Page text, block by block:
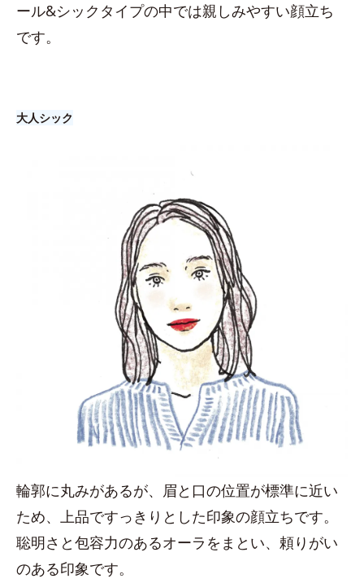
ール&シックタイプの中では親しみやすい顔立ち
です。
大人シック
輪郭に丸みがあるが、眉と口の位置が標準に近い
ため、上品ですっきりとした印象の顔立ちです。
聡明さと包容力のあるオーラをまとい、頼りがい
のある印象です。